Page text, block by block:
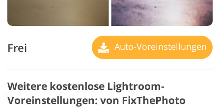
Frei Auto-Voreinstellungen
Weitere kostenlose Lightroom-
Voreinstellungen: von FixThePhoto